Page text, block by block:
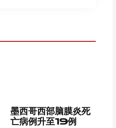
墨西哥西部脑膜炎死
亡病例升至19例